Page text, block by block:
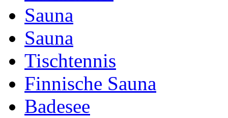
Sauna
Sauna
Tischtennis
Finnische Sauna
Badesee